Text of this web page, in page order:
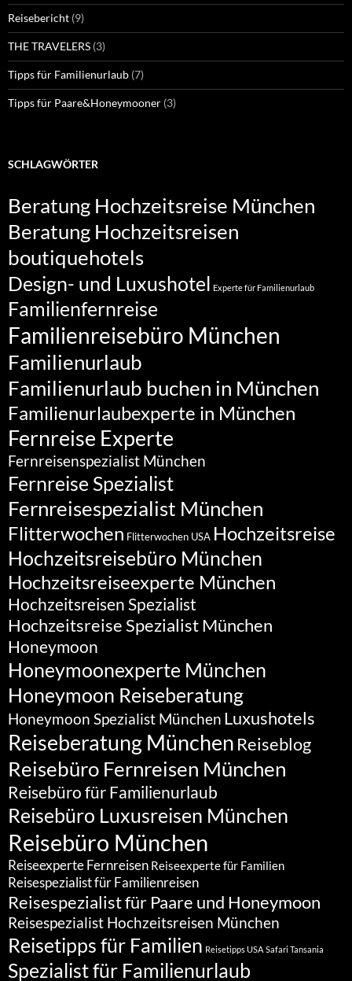
Reisebericht (9)
THE TRAVELERS (3)
Tipps für Familienurlaub (7)
Tipps für Paare&Honeymooner (3)
SCHLAGWÖRTER
Beratung Hochzeitsreise München
Beratung Hochzeitsreisen
boutiquehotels
Design- und Luxushotel Experte für Familienurlaub
Familienfernreise
Familienreisebüro München
Familienurlaub
Familienurlaub buchen in München
Familienurlaubexperte in München
Fernreise Experte
Fernreisenspezialist München
Fernreise Spezialist
Fernreisespezialist München
Flitterwochen Flitterwochen USA Hochzeitsreise
Hochzeitsreisebüro München
Hochzeitsreiseexperte München
Hochzeitsreisen Spezialist
Hochzeitsreise Spezialist München
Honeymoon
Honeymoonexperte München
Honeymoon Reiseberatung
Honeymoon Spezialist München Luxushotels
Reiseberatung München Reiseblog
Reisebüro Fernreisen München
Reisebüro für Familienurlaub
Reisebüro Luxusreisen München
Reisebüro München
Reiseexperte Fernreisen Reiseexperte für Familien
Reisespezialist für Familienreisen
Reisespezialist für Paare und Honeymoon
Reisespezialist Hochzeitsreisen München
Reisetipps für Familien Reisetipps USA Safari Tansania
Spezialist für Familienurlaub